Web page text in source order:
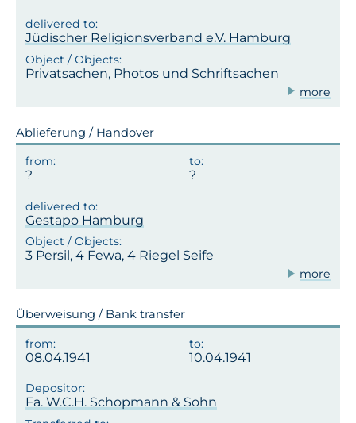
Jüdischer Religionsverband e.V. Hamburg
Privatsachen, Photos und Schriftsachen
more
Ablieferung / Handover
Gestapo Hamburg
3 Persil, 4 Fewa, 4 Riegel Seife
more
Überweisung / Bank transfer
08.04.1941 10.04.1941
Fa. W.C.H. Schopmann & Sohn